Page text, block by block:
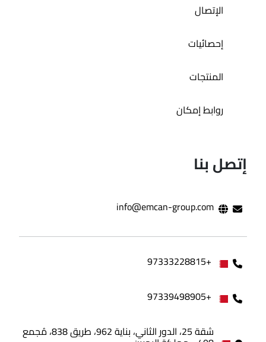
الإتصال
إحصائيات
المنتجات
روابط إمكان
إتصل بنا
info@emcan-group.com
+97333228815
+97339498905
شقة 25، الدور الثاني، بناية 962، طريق 838، مُجمع